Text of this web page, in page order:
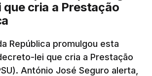
cria a Prestação
República promulgou esta
lei que cria a Prestação
António José Seguro alerta,